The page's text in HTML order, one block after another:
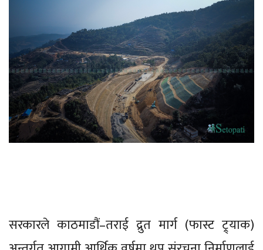
सरकारले काठमाडौं–तराई द्रुत मार्ग (फास्ट ट्र्याक)